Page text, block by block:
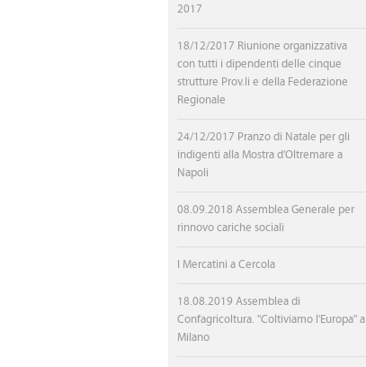
2017
18/12/2017 Riunione organizzativa
con tutti i dipendenti delle cinque
strutture Prov.li e della Federazione
Regionale
24/12/2017 Pranzo di Natale per gli
indigenti alla Mostra d'Oltremare a
Napoli
08.09.2018 Assemblea Generale per
rinnovo cariche sociali
I Mercatini a Cercola
18.08.2019 Assemblea di
Confagricoltura. "Coltiviamo l'Europa" a
Milano